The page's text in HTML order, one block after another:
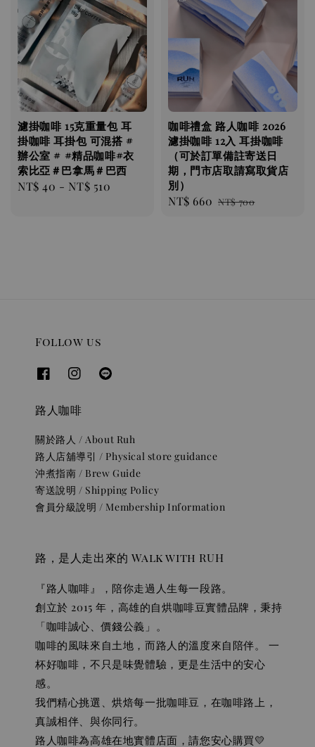
濾掛咖啡 ​​​​15克重量包 耳
掛咖啡 耳掛包 可混搭 #
辦公室 # #精品咖啡#衣
索比亞＃巴拿馬＃巴西
Regular
NT$ 40 - NT$ 510
咖啡禮盒 路人咖啡 2026
濾掛咖啡 12入 耳掛咖啡
（可於訂單備註寄送日
期，門市店取請寫取貨店
別）
Sale
NT$ 660 Regular
NT$ 700
Follow us
路人咖啡
關於路人 / About Ruh
路人店舖導引 / Physical store guidance
沖煮指南 / Brew Guide
寄送說明 / Shipping Policy
會員分級說明 / Membership Information
路，是人走出來的 Walk with RUH
『路人咖啡』，陪你走過人生每一段路。
創立於 2015 年，高雄的自烘咖啡豆實體品牌，秉持
「咖啡誠心、價錢公義」。
咖啡的風味來自土地，而路人的溫度來自陪伴。 一
杯好咖啡，不只是味覺體驗，更是生活中的安心
感。
我們精心挑選、烘焙每一批咖啡豆，在咖啡路上，
真誠相伴、與你同行。
路人咖啡為高雄在地實體店面，請您安心購買💛